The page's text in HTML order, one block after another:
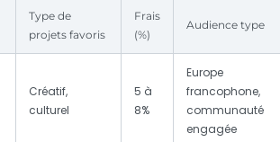
Type de
projets favoris
Frais
(%)
Audience type
Créatif,
culturel
5 à
8%
Europe
francophone,
communauté
engagée